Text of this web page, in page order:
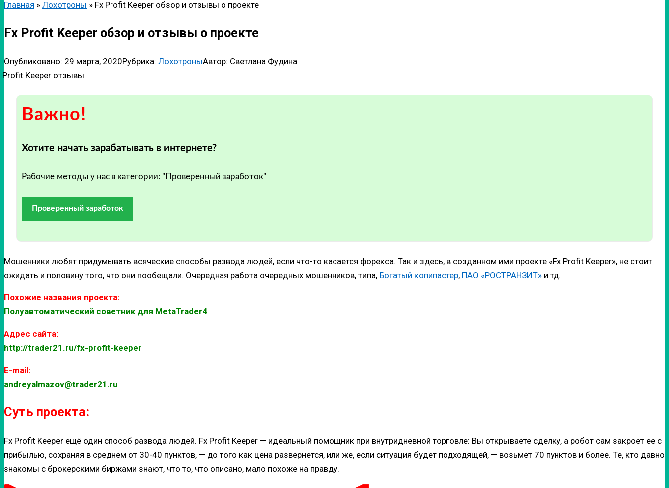
Главная » Лохотроны » Fx Profit Keeper обзор и отзывы о проекте
Fx Profit Keeper обзор и отзывы о проекте
Опубликовано: 29 марта, 2020Рубрика: ЛохотроныАвтор: Светлана Фудина
Важно!
Хотите начать зарабатывать в интернете?
Рабочие методы у нас в категории: "Проверенный заработок"
Проверенный заработок
Мошенники любят придумывать всяческие способы развода людей, если что-то касается форекса. Так и здесь, в созданном ими проекте «Fx Profit Keeper», не стоит
ожидать и половину того, что они пообещали. Очередная работа очередных мошенников, типа, Богатый копипастер, ПАО «РОСТРАНЗИТ» и тд.
Похожие названия проекта:
Полуавтоматический советник для MetaTrader4
Адрес сайта:
http://trader21.ru/fx-profit-keeper
E-mail:
andreyalmazov@trader21.ru
Суть проекта:
Fx Profit Keeper ещё один способ развода людей. Fx Profit Keeper — идеальный помощник при внутридневной торговле: Вы открываете сделку, а робот сам закроет ее с
прибылью, сохраняя в среднем от 30-40 пунктов, — до того как цена развернется, или же, если ситуация будет подходящей, — возьмет 70 пунктов и более. Те, кто давно
знакомы с брокерскими биржами знают, что то, что описано, мало похоже на правду.